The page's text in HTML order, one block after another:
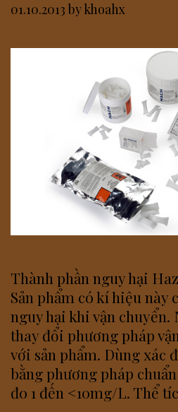
01.10.2013 bykhoahx
Thành phần nguy hại
Sản phẩm có kí hiệu này
nguy hại khi vận chuyển.
thay đổi phương pháp
với sản phẩm. Dùng xác
bằng phương pháp
đo 1 đến <10mg/L. Thể